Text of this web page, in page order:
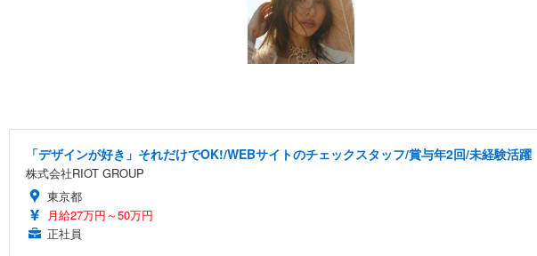
「デザインが好き」それだけでOK!/WEBサイトのチェックスタッフ/賞与年2回/未経験活躍
株式会社RIOT GROUP
東京都
月給27万円～50万円
正社員